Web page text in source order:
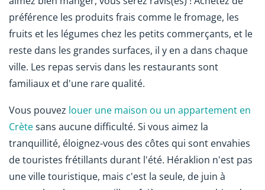
préférence les produits frais comme le fromage, les
fruits et les légumes chez les petits commerçants, et le
reste dans les grandes surfaces, il y en a dans chaque
ville. Les repas servis dans les restaurants sont
familiaux et d'une rare qualité.
Vous pouvez louer une maison ou un appartement en
Crètesans aucune difficulté. Si vous aimez la
tranquillité, éloignez-vous des côtes qui sont envahies
de touristes frétillants durant l'été. Héraklion n'est pas
une ville touristique, mais c'est la seule, de juin à